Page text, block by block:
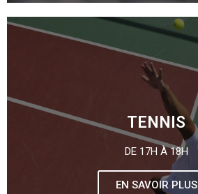
TENNIS
DE 17H À 18H
EN SAVOIR PLUS